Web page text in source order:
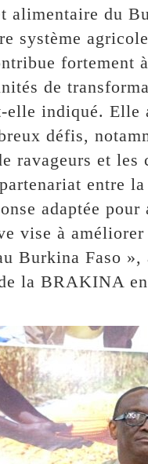
alimentaire du
système
fortement
de
elle indiqué. Elle
défis,
ravageurs et
entre
adaptée
vise à
Burkina Faso
la BRAKINA